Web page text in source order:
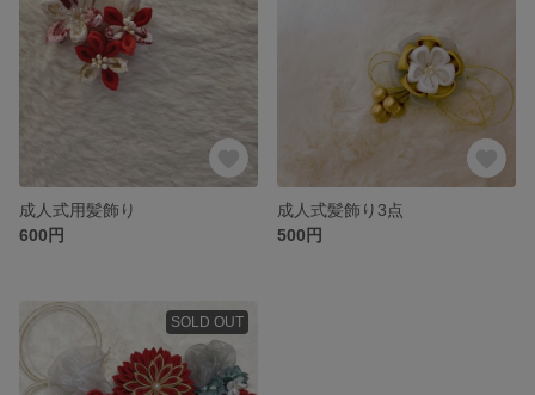
成人式用髪飾り
600円
成人式髪飾り3点
500円
SOLD OUT